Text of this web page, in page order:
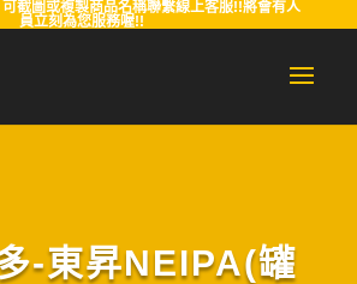
截圖或複製商品名稱聯繫線上客服!!將會有人
員立刻為您服務喔!!
-東昇NEIPA(罐